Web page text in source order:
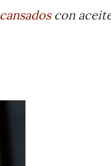
con